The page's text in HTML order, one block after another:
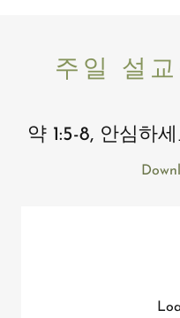
주일 설
약 1:5-8, 안심하